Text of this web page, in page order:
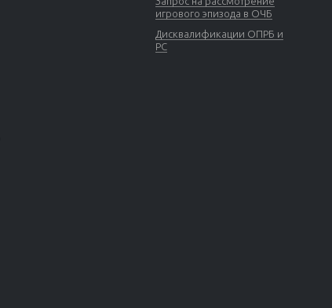
игрового эпизода в ОЧБ
Дисквалификации ОПРБ и
РС